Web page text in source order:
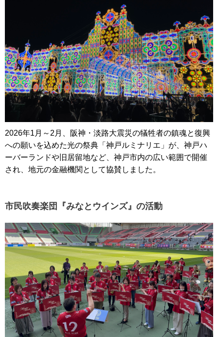
2026年1月～2月、阪神・淡路大震災の犠牲者の鎮魂と復興
への願いを込めた光の祭典「神戸ルミナリエ」が、神戸ハ
ーバーランドや旧居留地など、神戸市内の広い範囲で開催
され、地元の金融機関として協賛しました。
市民吹奏楽団『みなとウインズ』の活動